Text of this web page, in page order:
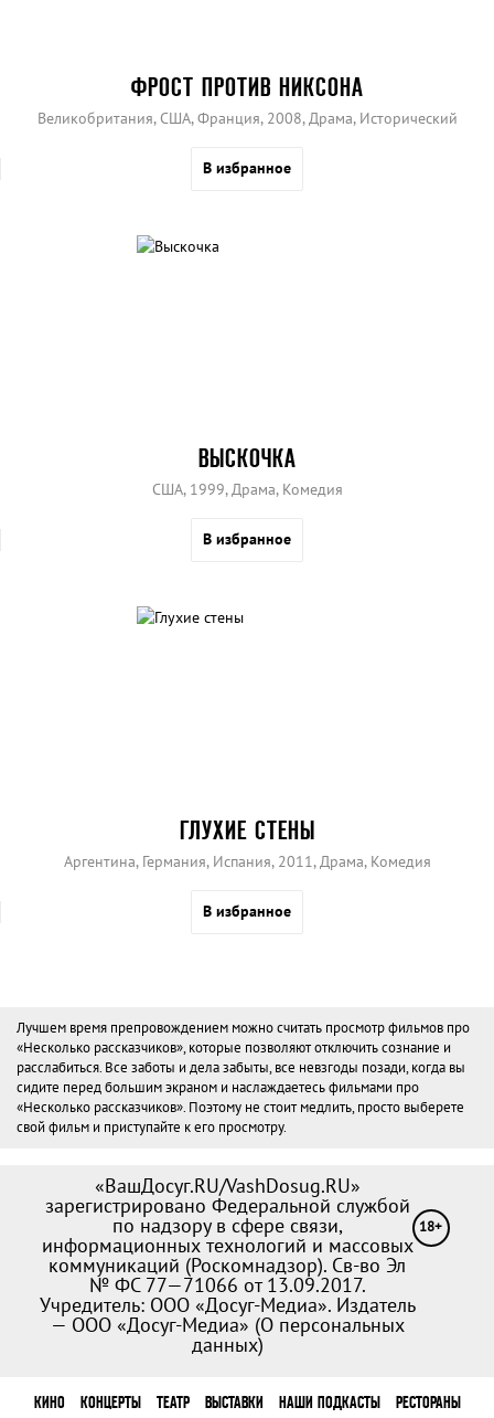
ФРОСТ ПРОТИВ НИКСОНА
Великобритания, США, Франция, 2008, Драма, Исторический
В избранное
ВЫСКОЧКА
США, 1999, Драма, Комедия
В избранное
ГЛУХИЕ СТЕНЫ
Аргентина, Германия, Испания, 2011, Драма, Комедия
В избранное
Лучшем время препровождением можно считать просмотр фильмов про
«Несколько рассказчиков», которые позволяют отключить сознание и
расслабиться. Все заботы и дела забыты, все невзгоды позади, когда вы
сидите перед большим экраном и наслаждаетесь фильмами про
«Несколько рассказчиков». Поэтому не стоит медлить, просто выберете
свой фильм и приступайте к его просмотру.
«ВашДосуг.RU/VashDosug.RU»
зарегистрировано Федеральной службой
по надзору в сфере связи,
информационных технологий и массовых
коммуникаций (Роскомнадзор). Св-во Эл
№ ФС 77—71066 от 13.09.2017.
Учредитель: ООО «Досуг-Медиа». Издатель
— ООО «Досуг-Медиа» (О персональных
данных)
18+
КИНО КОНЦЕРТЫ ТЕАТР ВЫСТАВКИ НАШИ ПОДКАСТЫ РЕСТОРАНЫ